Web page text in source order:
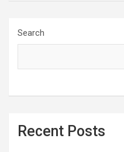
Search
Recent Posts